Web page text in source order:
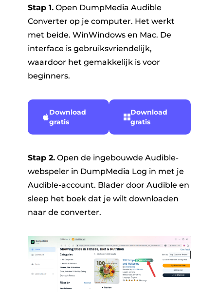
Stap 1.Open DumpMedia Audible
Converter op je computer. Het werkt
met beide. WinWindows en Mac. De
interface is gebruiksvriendelijk,
waardoor het gemakkelijk is voor
beginners.
Download
gratis
Download
gratis
Stap 2.Open de ingebouwde Audible-
webspeler in DumpMedia Log in met je
Audible-account. Blader door Audible en
sleep het boek dat je wilt downloaden
naar de converter.